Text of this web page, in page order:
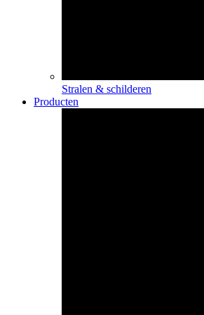
Stralen & schilderen
Producten